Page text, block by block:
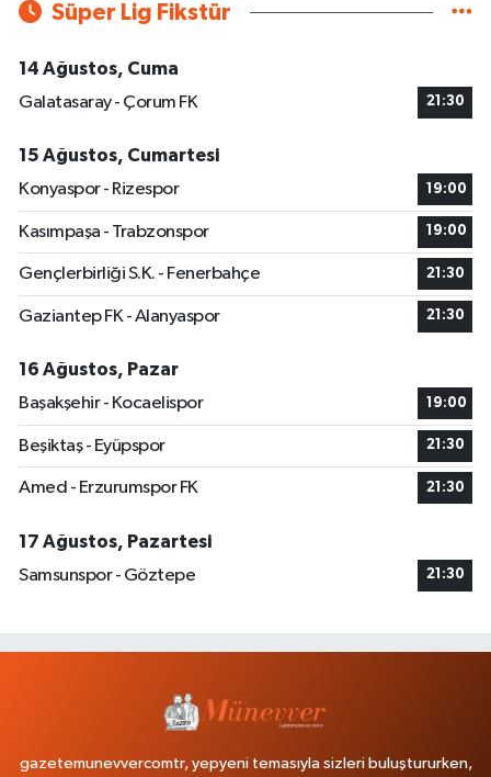
Süper Lig Fikstür
14 Ağustos, Cuma
Galatasaray - Çorum FK
21:30
15 Ağustos, Cumartesi
Konyaspor - Rizespor
19:00
Kasımpaşa - Trabzonspor 19:00
Gençlerbirliği S.K. - Fenerbahçe 21:30
Gaziantep FK - Alanyaspor 21:30
16 Ağustos, Pazar
Başakşehir - Kocaelispor
19:00
Beşiktaş - Eyüpspor 21:30
Amed - Erzurumspor FK 21:30
17 Ağustos, Pazartesi
Samsunspor - Göztepe
21:30
gazetemunevvercomtr, yepyeni temasıyla sizleri buluştururken,